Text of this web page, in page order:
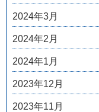
2024年3月
2024年2月
2024年1月
2023年12月
2023年11月